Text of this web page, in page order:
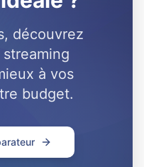
découvrez
à vos
budget.